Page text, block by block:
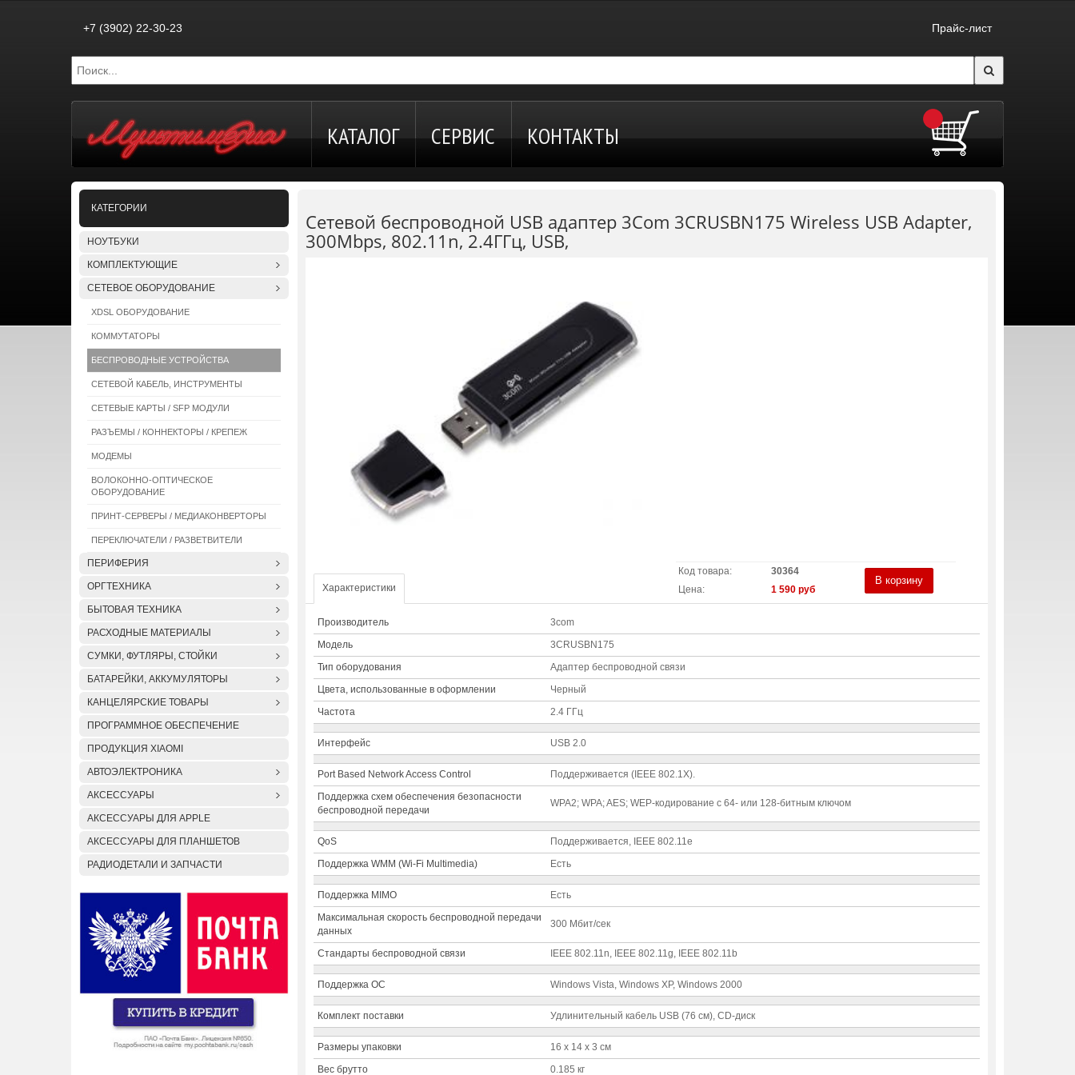
+7 (3902) 22-30-23 Прайс-лист
КАТАЛОГ СЕРВИС КОНТАКТЫ
КАТЕГОРИИ
НОУТБУКИ
КОМПЛЕКТУЮЩИЕ
СЕТЕВОЕ ОБОРУДОВАНИЕ
XDSL ОБОРУДОВАНИЕ
КОММУТАТОРЫ
БЕСПРОВОДНЫЕ УСТРОЙСТВА
СЕТЕВОЙ КАБЕЛЬ, ИНСТРУМЕНТЫ
СЕТЕВЫЕ КАРТЫ / SFP МОДУЛИ
РАЗЪЕМЫ / КОННЕКТОРЫ / КРЕПЕЖ
МОДЕМЫ
ВОЛОКОННО-ОПТИЧЕСКОЕ
ОБОРУДОВАНИЕ
ПРИНТ-СЕРВЕРЫ / МЕДИАКОНВЕРТОРЫ
ПЕРЕКЛЮЧАТЕЛИ / РАЗВЕТВИТЕЛИ
ПЕРИФЕРИЯ
ОРГТЕХНИКА
БЫТОВАЯ ТЕХНИКА
РАСХОДНЫЕ МАТЕРИАЛЫ
СУМКИ, ФУТЛЯРЫ, СТОЙКИ
БАТАРЕЙКИ, АККУМУЛЯТОРЫ
КАНЦЕЛЯРСКИЕ ТОВАРЫ
ПРОГРАММНОЕ ОБЕСПЕЧЕНИЕ
ПРОДУКЦИЯ XIAOMI
АВТОЭЛЕКТРОНИКА
АКСЕССУАРЫ
АКСЕССУАРЫ ДЛЯ APPLE
АКСЕССУАРЫ ДЛЯ ПЛАНШЕТОВ
РАДИОДЕТАЛИ И ЗАПЧАСТИ
Сетевой беспроводной USB адаптер 3Com 3CRUSBN175 Wireless USB Adapter,
300Mbps, 802.11n, 2.4ГГц, USB,
Код товара: 30364
В корзину
Цена: 1 590 руб
Характеристики
Производитель
3com
Модель
3CRUSBN175
Тип оборудования
Адаптер беспроводной связи
Цвета, использованные в оформлении
Черный
Частота
2.4 ГГц
Интерфейс USB 2.0
Port Based Network Access Control
Поддерживается (IEEE 802.1X).
Поддержка схем обеспечения безопасности
беспроводной передачи
WPA2; WPA; AES; WEP-кодирование с 64- или 128-битным ключом
QoS
Поддерживается, IEEE 802.11e
Поддержка WMM (Wi-Fi Multimedia)
Есть
Поддержка MIMO
Есть
Максимальная скорость беспроводной передачи
данных
300 Мбит/сек
Стандарты беспроводной связи IEEE 802.11n, IEEE 802.11g, IEEE 802.11b
Поддержка ОС Windows Vista, Windows XP, Windows 2000
Комплект поставки Удлинительный кабель USB (76 см), CD-диск
Размеры упаковки
16 x 14 x 3 см
Вес брутто
0.185 кг